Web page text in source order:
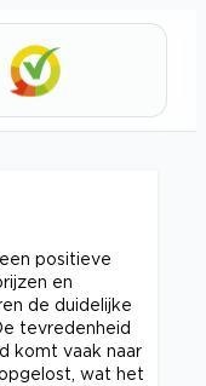
positieve
en
de duidelijke
tevredenheid
komt vaak naar
wat het